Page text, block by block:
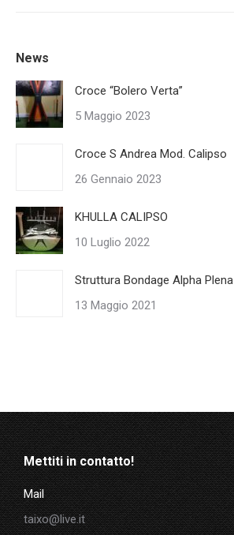
News
Croce “Bolero Verta”
5 Maggio 2023
Croce S Andrea Mod. Calipso
26 Gennaio 2023
KHULLA CALIPSO
10 Luglio 2022
Struttura Bondage Alpha Plena
13 Maggio 2021
Mettiti in contatto!
Mail
taixo@live.it